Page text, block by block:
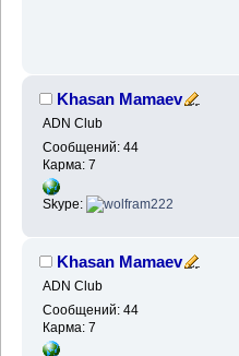
Khasan Mamaev
ADN Club
Сообщений: 44
Карма: 7
Skype:
Khasan Mamaev
ADN Club
Сообщений: 44
Карма: 7